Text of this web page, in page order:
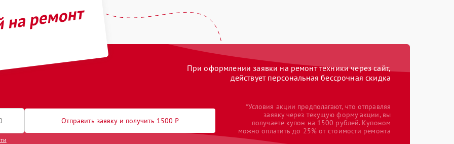
ремонт
При оформлении заявки на ремонт техники через сайт,
действует персональная бессрочная скидка
Отправить заявку и получить 1500 ₽
*Условия акции предполагают, что отправляя
заявку через текущую форму акции, вы
получаете купон на 1500 рублей. Купоном
можно оплатить до 25% от стоимости ремонта